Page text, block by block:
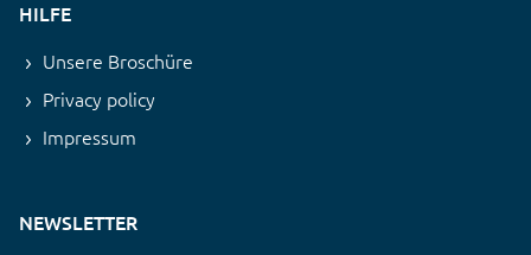
HILFE
Unsere Broschüre
Privacy policy
Impressum
NEWSLETTER